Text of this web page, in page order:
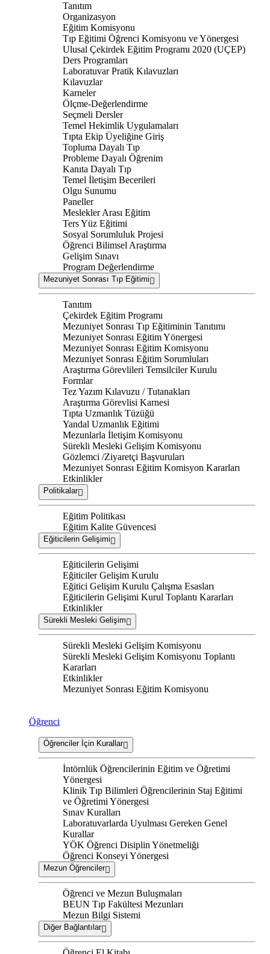
Tanıtım
Organizasyon
Eğitim Komisyonu
Tıp Eğitimi Öğrenci Komisyonu ve Yönergesi
Ulusal Çekirdek Eğitim Programı 2020 (UÇEP)
Ders Programları
Laboratuvar Pratik Kılavuzları
Kılavuzlar
Karneler
Ölçme-Değerlendirme
Seçmeli Dersler
Temel Hekimlik Uygulamaları
Tıpta Ekip Üyeliğine Giriş
Topluma Dayalı Tıp
Probleme Dayalı Öğrenim
Kanıta Dayalı Tıp
Temel İletişim Becerileri
Olgu Sunumu
Paneller
Meslekler Arası Eğitim
Ters Yüz Eğitimi
Sosyal Sorumluluk Projesi
Öğrenci Bilimsel Araştırma
Gelişim Sınavı
Program Değerlendirme
Mezuniyet Sonrası Tıp Eğitimi
Tanıtım
Çekirdek Eğitim Programı
Mezuniyet Sonrası Tıp Eğitiminin Tanıtımı
Mezuniyet Sonrası Eğitim Yönergesi
Mezuniyet Sonrası Eğitim Komisyonu
Mezuniyet Sonrası Eğitim Sorumluları
Araştırma Görevlileri Temsilciler Kurulu
Formlar
Tez Yazım Kılavuzu / Tutanakları
Araştırma Görevlisi Karnesi
Tıpta Uzmanlık Tüzüğü
Yandal Uzmanlık Eğitimi
Mezunlarla İletişim Komisyonu
Sürekli Mesleki Gelişim Komisyonu
Gözlemci /Ziyaretçi Başvuruları
Mezuniyet Sonrası Eğitim Komisyon Kararları
Etkinlikler
Politikalar
Eğitim Politikası
Eğitim Kalite Güvencesi
Eğiticilerin Gelişimi
Eğiticilerin Gelişimi
Eğiticiler Gelişim Kurulu
Eğitici Gelişim Kurulu Çalışma Esasları
Eğiticilerin Gelişimi Kurul Toplantı Kararları
Etkinlikler
Sürekli Mesleki Gelişim
Sürekli Mesleki Gelişim Komisyonu
Sürekli Mesleki Gelişim Komisyonu Toplantı
Kararları
Etkinlikler
Mezuniyet Sonrası Eğitim Komisyonu
Öğrenci
Öğrenciler İçin Kurallar
İntörnlük Öğrencilerinin Eğitim ve Öğretimi
Yönergesi
Klinik Tıp Bilimleri Öğrencilerinin Staj Eğitimi
ve Öğretimi Yönergesi
Sınav Kuralları
Laboratuvarlarda Uyulması Gereken Genel
Kurallar
YÖK Öğrenci Disiplin Yönetmeliği
Öğrenci Konseyi Yönergesi
Mezun Öğrenciler
Öğrenci ve Mezun Buluşmaları
BEUN Tıp Fakültesi Mezunları
Mezun Bilgi Sistemi
Diğer Bağlantılar